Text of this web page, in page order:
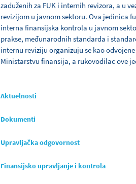
zaduženih za FUK i internih revizora, a u
revizijom u javnom sektoru. Ova jedinica
interna finansijska kontrola u javnom
prakse, međunarodnih standarda i
internu reviziju organizuju se kao
Ministarstvu finansija, a rukovodilac ove
Aktuelnosti
Dokumenti
Upravljačka odgovornost
Finansijsko upravljanje i kontrola